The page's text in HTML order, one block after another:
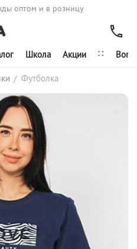
оптом и в розницу
Школа Акции ∷
/ Футболка